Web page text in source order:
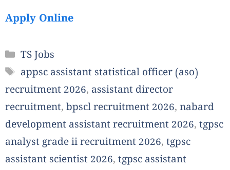
Apply Online
Categories
TS Jobs
Tags
appsc assistant statistical officer (aso)
recruitment 2026, assistant director
recruitment, bpscl recruitment 2026, nabard
development assistant recruitment 2026, tgpsc
analyst grade ii recruitment 2026, tgpsc
assistant scientist 2026, tgpsc assistant